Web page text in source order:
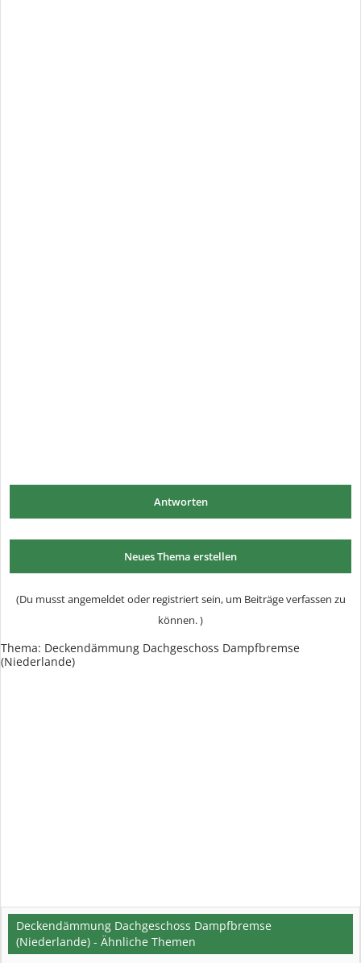
Antworten
Neues Thema erstellen
(Du musst angemeldet oder registriert sein, um Beiträge verfassen zu
können. )
Thema: Deckendämmung Dachgeschoss Dampfbremse
(Niederlande)
Deckendämmung Dachgeschoss Dampfbremse
(Niederlande) - Ähnliche Themen